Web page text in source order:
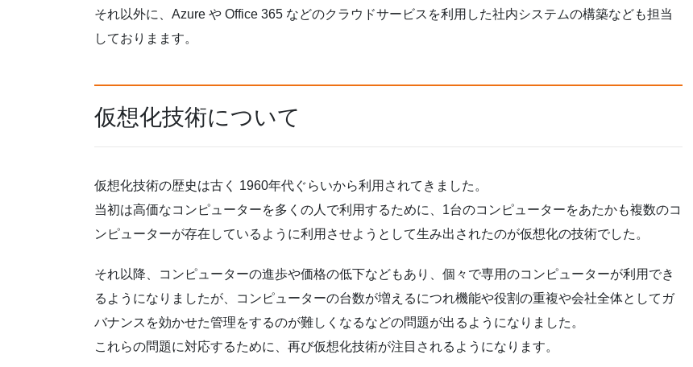
それ以外に、Azure や Office 365 などのクラウドサービスを利用した社内システムの構築なども担当
しておりまます。
仮想化技術について
仮想化技術の歴史は古く 1960年代ぐらいから利用されてきました。
当初は高価なコンピューターを多くの人で利用するために、1台のコンピューターをあたかも複数のコ
ンピューターが存在しているように利用させようとして生み出されたのが仮想化の技術でした。
それ以降、コンピューターの進歩や価格の低下などもあり、個々で専用のコンピューターが利用でき
るようになりましたが、コンピューターの台数が増えるにつれ機能や役割の重複や会社全体としてガ
バナンスを効かせた管理をするのが難しくなるなどの問題が出るようになりました。
これらの問題に対応するために、再び仮想化技術が注目されるようになります。